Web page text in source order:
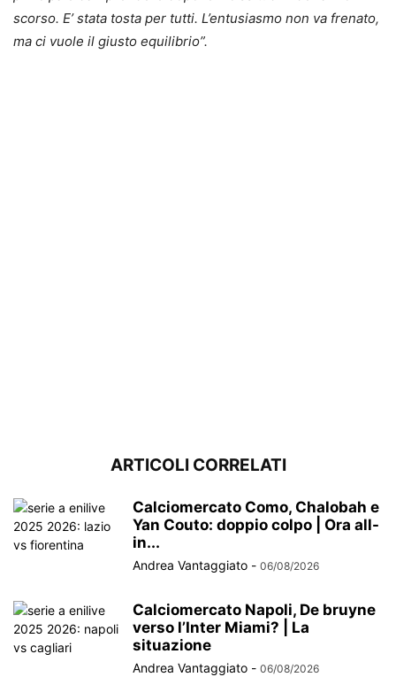
scorso. E’ stata tosta per tutti. L’entusiasmo non va frenato,
ma ci vuole il giusto equilibrio”.
ARTICOLI CORRELATI
Calciomercato Como, Chalobah e
Yan Couto: doppio colpo | Ora all-
in...
Andrea Vantaggiato - 06/08/2026
Calciomercato Napoli, De bruyne
verso l’Inter Miami? | La
situazione
Andrea Vantaggiato - 06/08/2026